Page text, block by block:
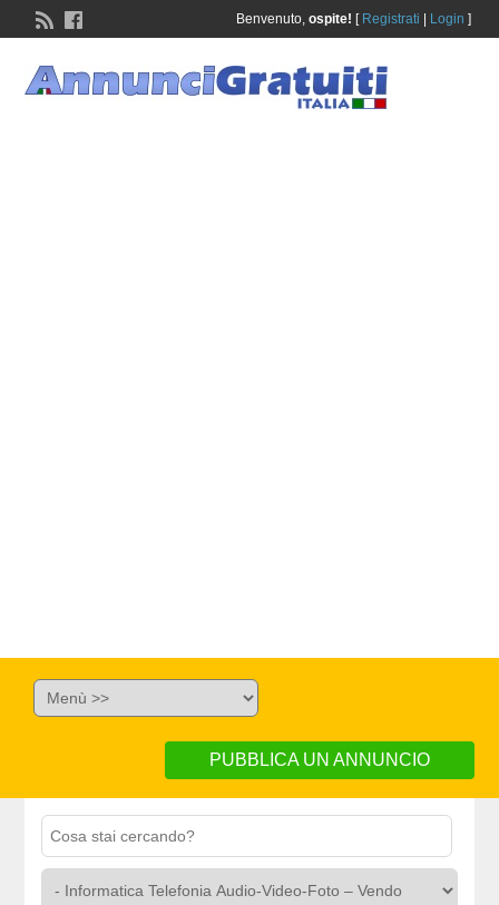
Benvenuto, ospite! [ Registrati Login ]
PUBBLICA UN ANNUNCIO